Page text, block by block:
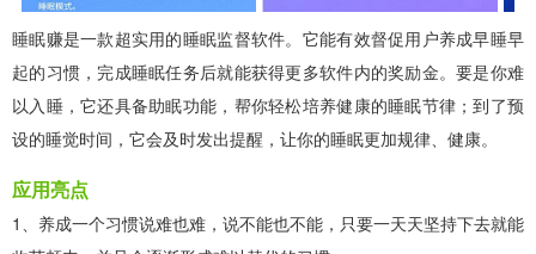
睡眠赚是一款超实用的睡眠监督软件。它能有效督促用户养成早睡早
起的习惯，完成睡眠任务后就能获得更多软件内的奖励金。要是你难
以入睡，它还具备助眠功能，帮你轻松培养健康的睡眠节律；到了预
设的睡觉时间，它会及时发出提醒，让你的睡眠更加规律、健康。
应用亮点
1、养成一个习惯说难也难，说不能也不能，只要一天天坚持下去就能